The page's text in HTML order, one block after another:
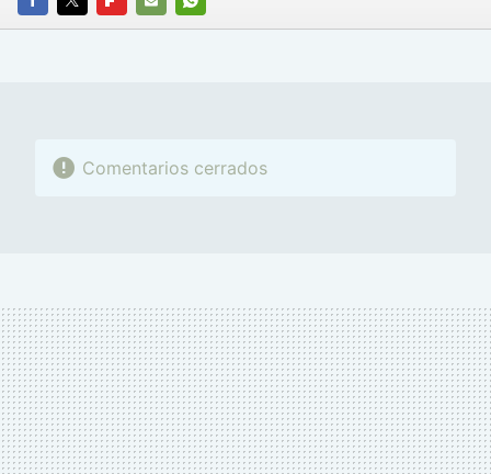
FACEBOOK
TWITTERFLIPBOARD
E-
WHATSAPP
Comentarios cerrados